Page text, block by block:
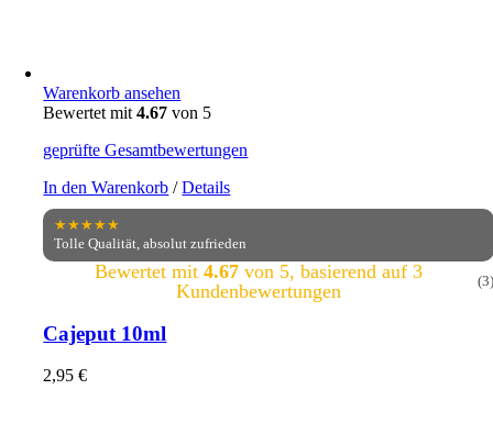
Warenkorb ansehen
Bewertet mit4.67 von 5
geprüfte Gesamtbewertungen
In den Warenkorb / Details
★★★★★
Tolle Qualität, absolut zufrieden
Bewertet mit 4.67von 5, basierend auf 3
Kundenbewertungen
(3)
Cajeput 10ml
2,95€